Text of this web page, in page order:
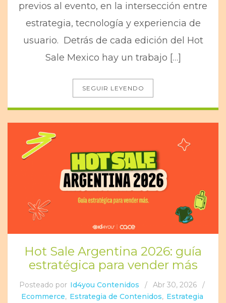
previos al evento, en la intersección entre
estrategia, tecnología y experiencia de
usuario. Detrás de cada edición del Hot
Sale Mexico hay un trabajo […]
SEGUIR LEYENDO
Hot Sale Argentina 2026: guía
estratégica para vender más
Posteado por Id4you Contenidos / Abr 30, 2026
/
Ecommerce, Estrategia de Contenidos, Estrategia